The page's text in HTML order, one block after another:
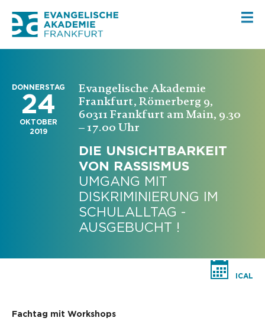
DONNERSTAG
24
OKTOBER
2019
Evangelische Akademie
Frankfurt, Römerberg 9,
60311 Frankfurt am Main, 9.30
– 17.00 Uhr
DIE UNSICHTBARKEIT
VON RASSISMUS
UMGANG MIT
DISKRIMINIERUNG IM
SCHULALLTAG -
AUSGEBUCHT !
ICAL
Fachtag mit Workshops